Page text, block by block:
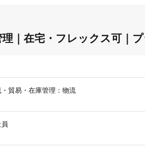
理｜在宅・フレックス可｜
・貿易・在庫管理：物流